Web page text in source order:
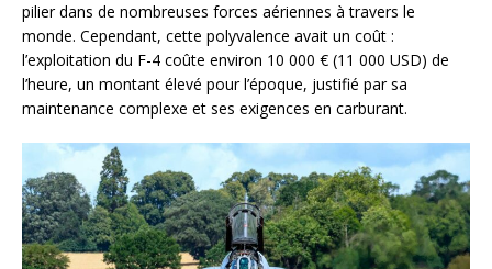
pilier dans de nombreuses forces aériennes à travers le
monde. Cependant, cette polyvalence avait un coût :
l’exploitation du F-4 coûte environ 10 000 € (11 000 USD) de
l’heure, un montant élevé pour l’époque, justifié par sa
maintenance complexe et ses exigences en carburant.